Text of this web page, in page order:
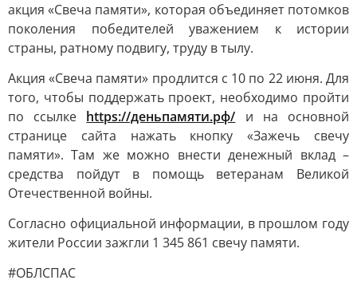
акция «Свеча памяти», которая объединяет потомков
поколения победителей уважением к истории
страны, ратному подвигу, труду в тылу.
Акция «Свеча памяти» продлится с 10 по 22 июня. Для
того, чтобы поддержать проект, необходимо пройти
по ссылке https://деньпамяти.рф/ и на основной
странице сайта нажать кнопку «Зажечь свечу
памяти». Там же можно внести денежный вклад –
средства пойдут в помощь ветеранам Великой
Отечественной войны.
Согласно официальной информации, в прошлом году
жители России зажгли 1 345 861 свечу памяти.
#ОБЛСПАС